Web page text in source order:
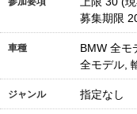
募集期限
車種
BMW 全モ
全モデル,
ジャンル 指定なし